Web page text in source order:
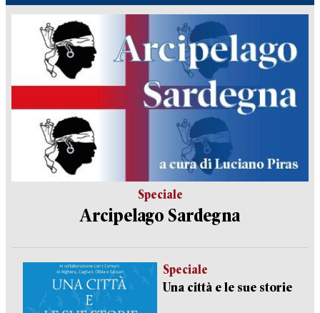
Speciale
Arcipelago Sardegna
Speciale
Una città e le sue storie